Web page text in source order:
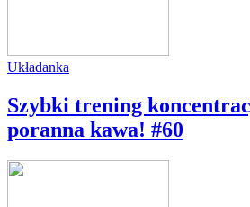
Układanka
Szybki trening
poranna kawa! #60